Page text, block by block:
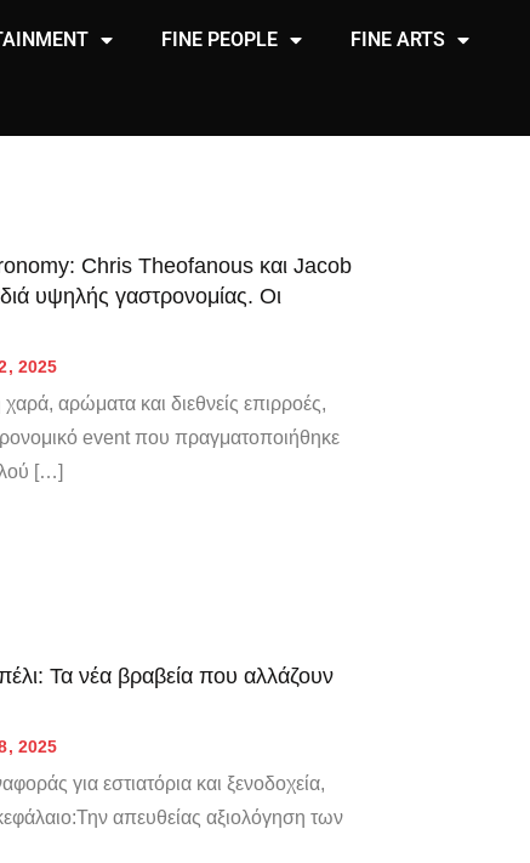
FINE PEOPLE FINE ARTS
Chris Theofanous και Jacob
υψηλής γαστρονομίας. Οι
2025
αρώματα και διεθνείς επιρροές,
event που πραγματοποιήθηκε
[…]
Τα νέα βραβεία που αλλάζουν
2025
για εστιατόρια και ξενοδοχεία,
απευθείας αξιολόγηση των